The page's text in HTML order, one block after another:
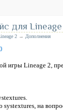
для Lineage
2 → Дополнения
игры Lineage 2,
на